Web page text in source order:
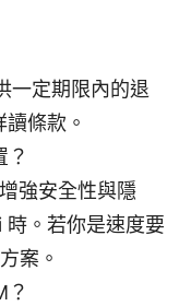
一定期限內的退
條款。
？
強安全性與隱
。若你是速度要
案。
？